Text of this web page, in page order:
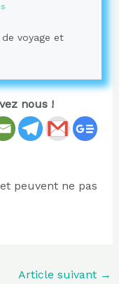
voyage et
nous !
peuvent ne pas
Article suivant →